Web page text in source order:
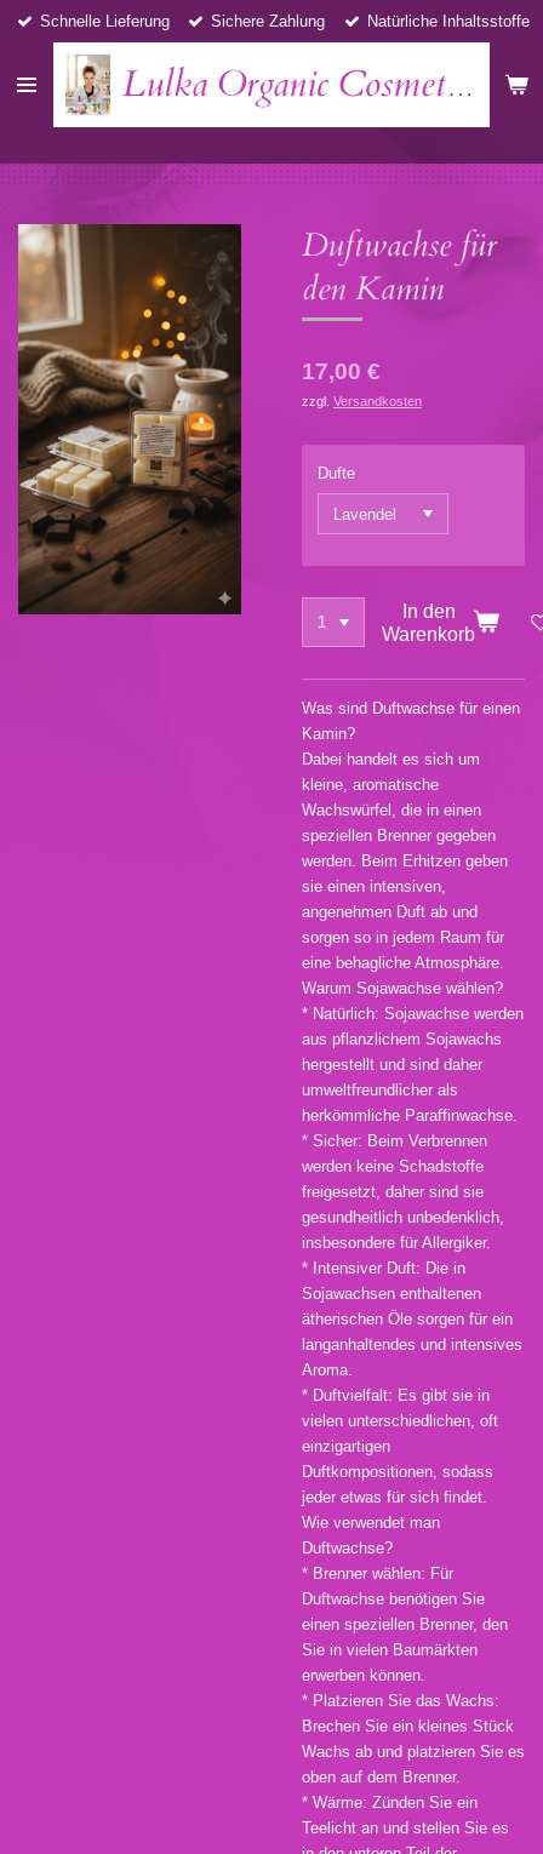
Zum
springen
Lulka Organic Cosmetics
Schnelle Lieferung Sichere Zahlung Natürliche Inhaltsstoffe
Duftwachse für
den Kamin
17,00 €
zzgl. Versandkosten
Dufte
In den
Warenkorb
Was sind Duftwachse für einen
Kamin?
Dabei handelt es sich um
kleine, aromatische
Wachswürfel, die in einen
speziellen Brenner gegeben
werden. Beim Erhitzen geben
sie einen intensiven,
angenehmen Duft ab und
sorgen so in jedem Raum für
eine behagliche Atmosphäre.
Warum Sojawachse wählen?
* Natürlich: Sojawachse werden
aus pflanzlichem Sojawachs
hergestellt und sind daher
umweltfreundlicher als
herkömmliche Paraffinwachse.
* Sicher: Beim Verbrennen
werden keine Schadstoffe
freigesetzt, daher sind sie
gesundheitlich unbedenklich,
insbesondere für Allergiker.
* Intensiver Duft: Die in
Sojawachsen enthaltenen
ätherischen Öle sorgen für ein
langanhaltendes und intensives
Aroma.
* Duftvielfalt: Es gibt sie in
vielen unterschiedlichen, oft
einzigartigen
Duftkompositionen, sodass
jeder etwas für sich findet.
Wie verwendet man
Duftwachse?
* Brenner wählen: Für
Duftwachse benötigen Sie
einen speziellen Brenner, den
Sie in vielen Baumärkten
erwerben können.
* Platzieren Sie das Wachs:
Brechen Sie ein kleines Stück
Wachs ab und platzieren Sie es
oben auf dem Brenner.
* Wärme: Zünden Sie ein
Teelicht an und stellen Sie es